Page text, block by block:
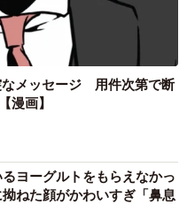
女別で人気ランキングを
なメッセージ 用件次第で断
漫画】
ヨーグルトをもらえなかっ
ねた顔がかわいすぎ「鼻息